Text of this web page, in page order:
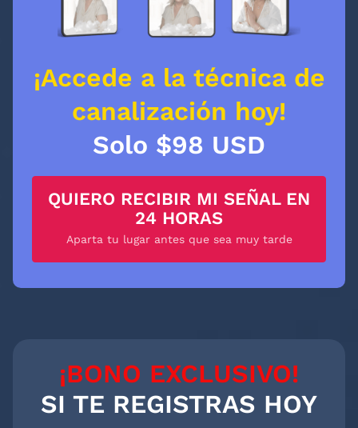
¡Accede a la técnica de
canalización hoy!
Solo $98 USD
QUIERO RECIBIR MI SEÑAL EN
24 HORAS
Aparta tu lugar antes que sea muy tarde
¡BONO EXCLUSIVO!
SI TE REGISTRAS HOY